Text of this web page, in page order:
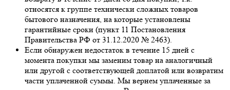
относятся к группе технически сложных товаров
бытового назначения, на которые установлены
гарантийные сроки (пункт 11 Постановления
Правительства РФ от 31.12.2020 № 2463).
Если обнаружен недостаток в течение 15 дней с
момента покупки мы заменим товар на аналогичный
или другой с соответствующей доплатой или возвратим
части уплаченной суммы. Мы вернем уплаченные за